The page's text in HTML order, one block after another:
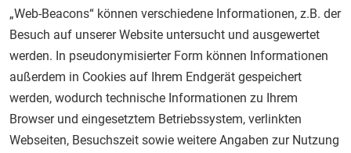
„Web-Beacons“ können verschiedene Informationen, z.B. der
Besuch auf unserer Website untersucht und ausgewertet
werden. In pseudonymisierter Form können Informationen
außerdem in Cookies auf Ihrem Endgerät gespeichert
werden, wodurch technische Informationen zu Ihrem
Browser und eingesetztem Betriebssystem, verlinkten
Webseiten, Besuchszeit sowie weitere Angaben zur Nutzung